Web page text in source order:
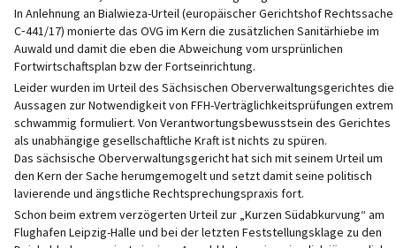
In Anlehnung an Bialwieza-Urteil (europäischer Gerichtshof Rechtssache
C‑441/17) monierte das OVG im Kern die zusätzlichen Sanitärhiebe im
Auwald und damit die eben die Abweichung vom ursprünlichen
Fortwirtschaftsplan bzw der Fortseinrichtung.
Leider wurden im Urteil des Sächsischen Oberverwaltungsgerichtes die
Aussagen zur Notwendigkeit von FFH-Verträglichkeitsprüfungen extrem
schwammig formuliert. Von Verantwortungsbewusstsein des Gerichtes
als unabhängige gesellschaftliche Kraft ist nichts zu spüren.
Das sächsische Oberverwaltungsgericht hat sich mit seinem Urteil um
den Kern der Sache herumgemogelt und setzt damit seine politisch
lavierende und ängstliche Rechtsprechungspraxis fort.
Schon beim extrem verzögerten Urteil zur „Kurzen Südabkurvung“ am
Flughafen Leipzig-Halle und bei der letzten Feststellungsklage zu den